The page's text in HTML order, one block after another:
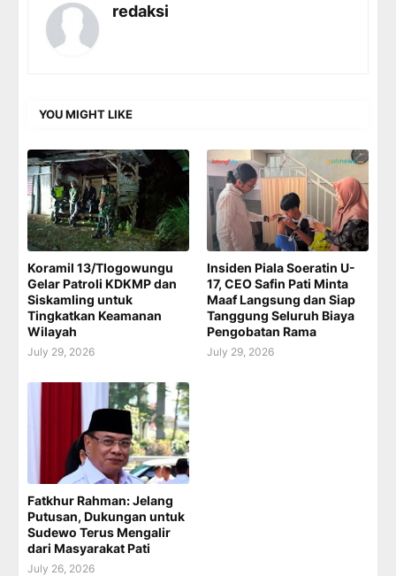
redaksi
YOU MIGHT LIKE
Koramil 13/Tlogowungu
Gelar Patroli KDKMP dan
Siskamling untuk
Tingkatkan Keamanan
Wilayah
July 29, 2026
Insiden Piala Soeratin U-
17, CEO Safin Pati Minta
Maaf Langsung dan Siap
Tanggung Seluruh Biaya
Pengobatan Rama
July 29, 2026
Fatkhur Rahman: Jelang
Putusan, Dukungan untuk
Sudewo Terus Mengalir
dari Masyarakat Pati
July 26, 2026